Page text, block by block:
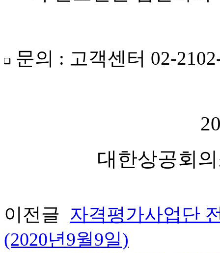
문의 : 고객센터 02-
대한상공회
이전글 자격평가사업단
(2020년9월9일)